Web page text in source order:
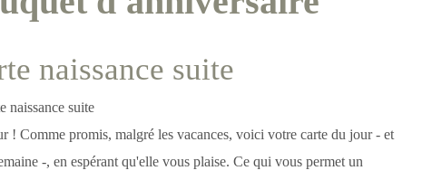
naissance suite
! Comme promis, malgré les vacances, voici votre carte du jour - et
-, en espérant qu'elle vous plaise. Ce qui vous permet un